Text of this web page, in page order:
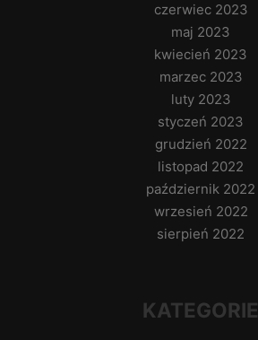
czerwiec 2023
maj 2023
kwiecień 2023
marzec 2023
luty 2023
styczeń 2023
grudzień 2022
listopad 2022
październik 2022
wrzesień 2022
sierpień 2022
KATEGORIE